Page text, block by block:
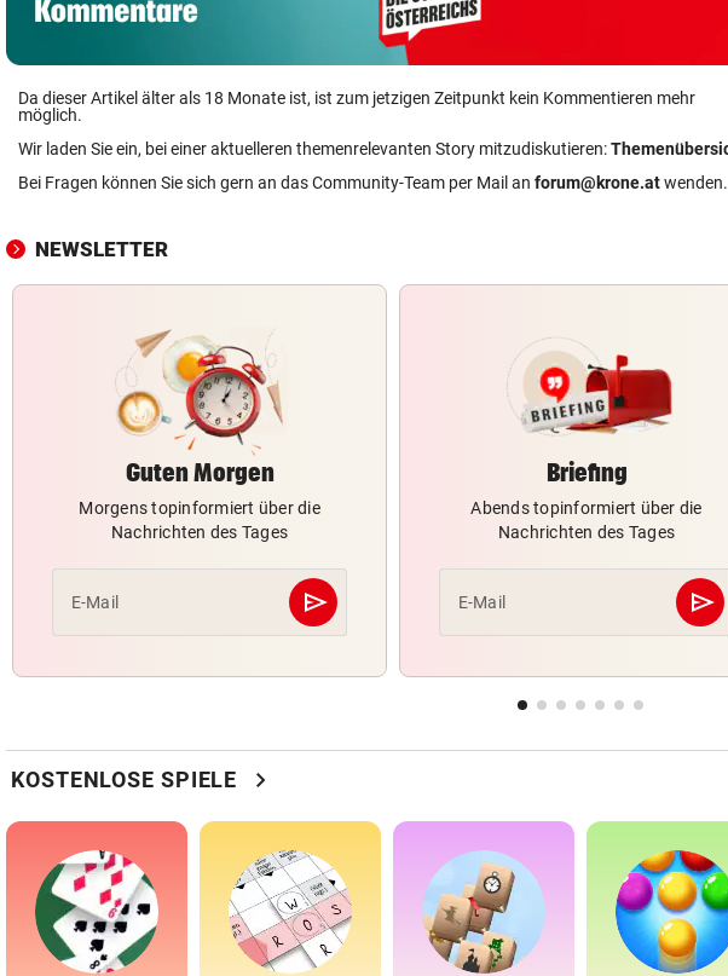
Da dieser Artikel älter als 18 Monate ist, ist zum jetzigen Zeitpunkt kein Kommentieren mehr
möglich.
Wir laden Sie ein, bei einer aktuelleren themenrelevanten Story mitzudiskutieren:
Bei Fragen können Sie sich gern an das Community-Team per Mail an forum@krone.atwenden.
NEWSLETTER
Guten Morgen
Morgens topinformiert über die
Nachrichten des Tages
E-Mail send
Abschicken
Briefing
Abends topinformiert über die
Nachrichten des Tages
E-Mail send
KOSTENLOSE SPIELE chevron_right